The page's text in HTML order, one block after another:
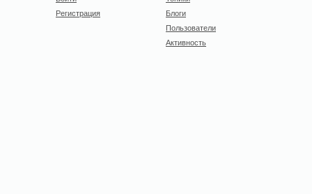
Регистрация
Блоги
Пользователи
Активность